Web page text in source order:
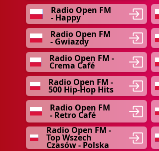
Radio Open FM
- Happy
Radio Open FM
- Gwiazdy
Radio Open FM -
Crema Café
Radio Open FM -
500 Hip-Hop Hits
Radio Open FM
- Retro Café
Radio Open FM -
Top Wszech
Czasów - Polska